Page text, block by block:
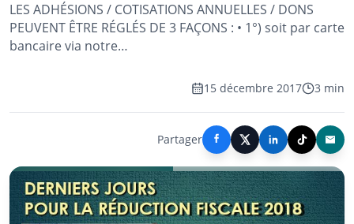
LES ADHÉSIONS / COTISATIONS ANNUELLES / DONS
PEUVENT ÊTRE RÉGLÉS DE 3 FAÇONS : • 1°) soit par carte
bancaire via notre…
15 décembre 2017 3 min
Partager